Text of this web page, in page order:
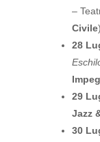
–
Civile)
28
29
Jazz
30